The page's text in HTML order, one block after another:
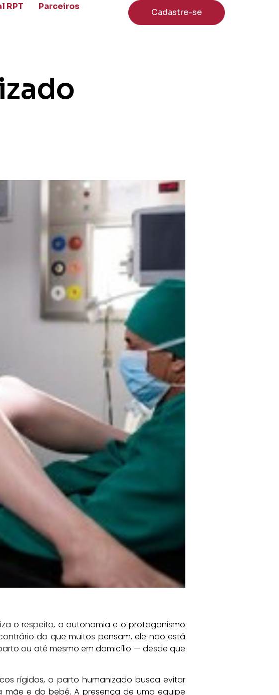
RPT
Parceiros
Cadastre-se
o respeito, a autonomia e o protagonismo
do que muitos pensam, ele não está
ou até mesmo em domicílio — desde que
rígidos, o parto humanizado busca evitar
mãe e do bebê. A presença de uma equipe